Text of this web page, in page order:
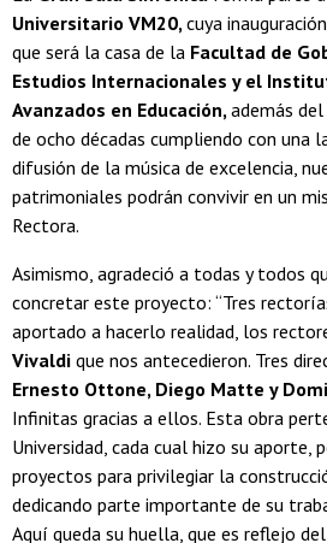
Universitario VM20,cuya
que será la casa de la Facultad de
Estudios Internacionales y el
Avanzados en Educación,además del
de ocho décadas cumpliendo con una
difusión de la música de excelencia,
patrimoniales podrán convivir en un
Rectora.
Asimismo, agradeció a todas y todos
concretar este proyecto: “Tres
aportado a hacerlo realidad, los
Vivaldi que nos antecedieron. Tres
Ernesto Ottone, Diego Matte y
Infinitas gracias a ellos. Esta obra
Universidad, cada cual hizo su aporte,
proyectos para privilegiar la
dedicando parte importante de su
Aquí queda su huella, que es reflejo